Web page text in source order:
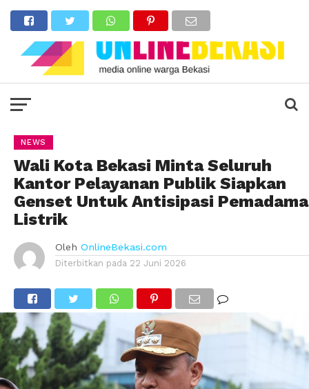
NEWS
Wali Kota Bekasi Minta Seluruh
Kantor Pelayanan Publik Siapkan
Genset Untuk Antisipasi
Listrik
Oleh OnlineBekasi.com
Diterbitkan pada 22 Juni 2026